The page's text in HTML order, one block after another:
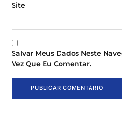
Site
Salvar Meus Dados Neste
Vez Que Eu Comentar.